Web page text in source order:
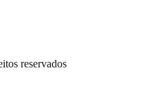
reservados